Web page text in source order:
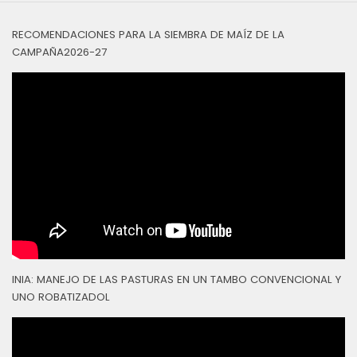
RECOMENDACIONES PARA LA SIEMBRA DE MAÍZ DE LA
CAMPAÑA2026-27
INIA: MANEJO DE LAS PASTURAS EN UN TAMBO CONVENCIONAL Y
UNO ROBATIZADOL